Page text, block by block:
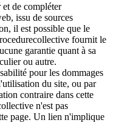
de compléter
issu de sources
il est possible que le
fournit le
garantie quant à sa
ou autre.
pour les dommages
du site, ou par
contraire dans cette
n'est pas
page. Un lien n'implique